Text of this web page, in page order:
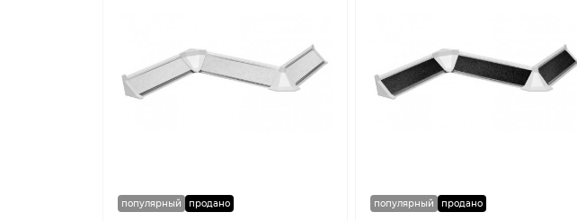
популярный продано популярный продано